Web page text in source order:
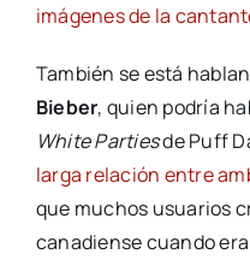
imágenes de la
También se está
Bieber, quien podría
White Partiesde Puff
larga relación entre
que muchos usuarios
canadiense cuando